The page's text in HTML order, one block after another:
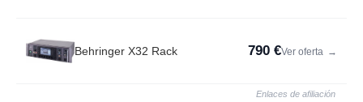
Behringer X32 Rack 790 €Ver oferta →
Enlaces de afiliación